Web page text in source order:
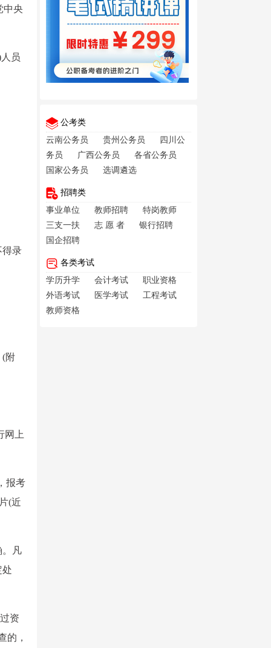
中央
员
得录
(附
网上
报考
(近
。凡
处
资
的，
公考类
云南公务员
贵州公务员
四川公
务员
广西公务员
各省公务员
国家公务员
选调遴选
招聘类
事业单位
教师招聘
特岗教师
三支一扶
志 愿 者
银行招聘
国企招聘
各类考试
学历升学
会计考试
职业资格
外语考试
医学考试
工程考试
教师资格